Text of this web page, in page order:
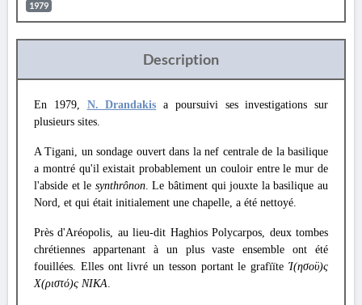
1979
Description
En 1979, N. Drandakis a poursuivi ses investigations sur
plusieurs sites.
A Tigani, un sondage ouvert dans la nef centrale de la basilique
a montré qu'il existait probablement un couloir entre le mur de
l'abside et le synthrônon. Le bâtiment qui jouxte la basilique au
Nord, et qui était initialement une chapelle, a été nettoyé.
Près d'Aréopolis, au lieu-dit Haghios Polycarpos, deux tombes
chrétiennes appartenant à un plus vaste ensemble ont été
fouillées. Elles ont livré un tesson portant le grafïïte Ί(ησοϋ)ς
Χ(ριστό)ς ΝΙΚΑ.